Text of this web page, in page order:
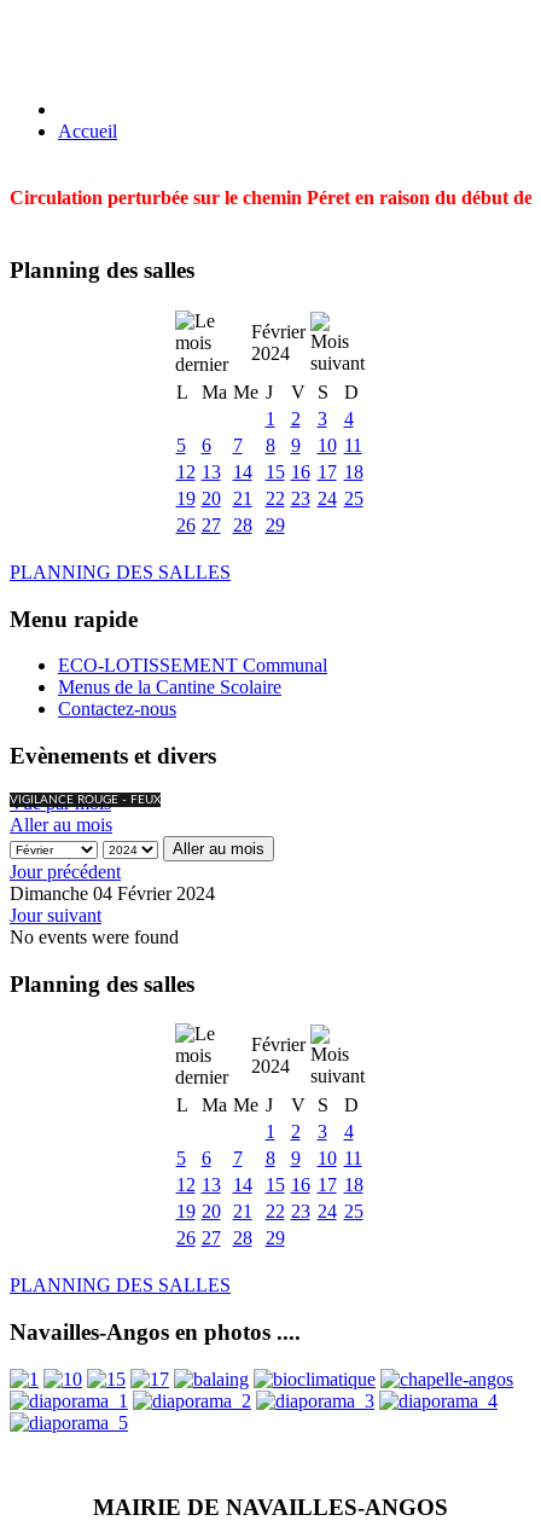
Accueil
Circulation perturbée sur le chemin Péret en raison du début
Planning des salles
Février
2024
L
Ma Me J V S
D
1
2 3
4
5
6 7 8 9 10 11
12 13 14 15 16 17 18
19 20 21 22 23 24 25
26 27 28 29
PLANNING DES SALLES
Menu rapide
ECO-LOTISSEMENT Communal
Menus de la Cantine Scolaire
Contactez-nous
Evènements et divers
VIGILANCE ROUGE - FEUX
Vue par mois
Aller au mois
Aller au mois
Jour précédent
Dimanche 04 Février 2024
Jour suivant
No events were found
Planning des salles
Février
2024
L
Ma Me J V S
D
1
2 3
4
5
6 7 8 9 10 11
12 13 14 15 16 17 18
19 20 21 22 23 24 25
26 27 28 29
PLANNING DES SALLES
Navailles-Angos en photos ....
MAIRIE DE NAVAILLES-ANGOS